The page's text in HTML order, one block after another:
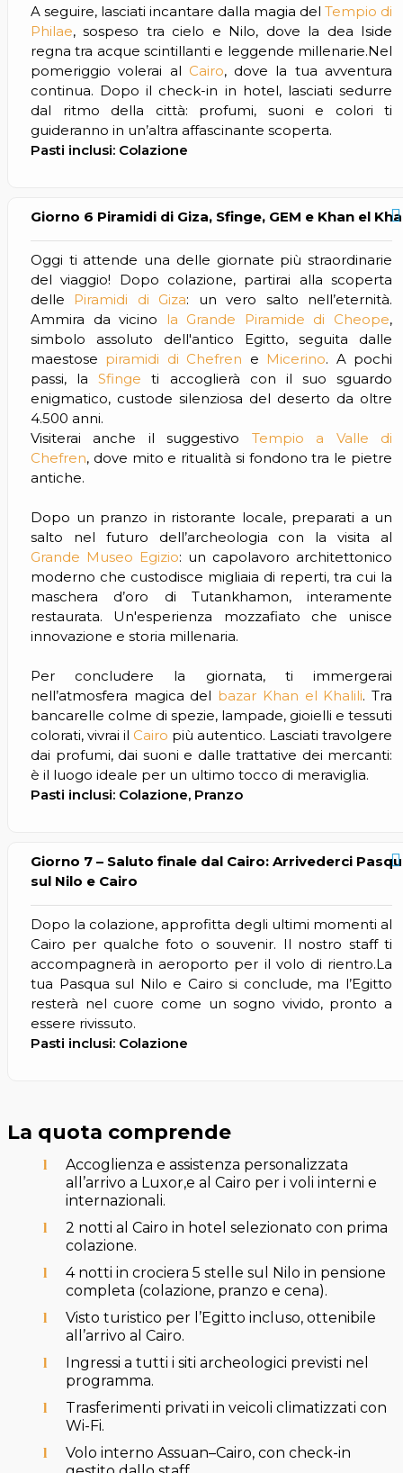
A seguire, lasciati incantare dalla magia del Tempio di
Philae, sospeso tra cielo e Nilo, dove la dea Iside
regna tra acque scintillanti e leggende millenarie.Nel
pomeriggio volerai al Cairo, dove la tua avventura
continua. Dopo il check-in in hotel, lasciati sedurre
dal ritmo della città: profumi, suoni e colori ti
guideranno in un’altra affascinante scoperta.
Pasti inclusi: Colazione
Giorno 6 Piramidi di Giza, Sfinge, GEM e Khan el
Oggi ti attende una delle giornate più straordinarie
del viaggio! Dopo colazione, partirai alla scoperta
delle Piramidi di Giza: un vero salto nell’eternità.
Ammira da vicino la Grande Piramide di Cheope,
simbolo assoluto dell'antico Egitto, seguita dalle
maestose piramidi di Chefren e Micerino. A pochi
passi, laSfinge ti accoglierà con il suo sguardo
enigmatico, custode silenziosa del deserto da oltre
4.500 anni.
Visiterai anche il suggestivo Tempio a Valle di
Chefren, dove mito e ritualità si fondono tra le pietre
antiche.
Dopo un pranzo in ristorante locale, preparati a un
salto nel futuro dell’archeologia con la visita al
Grande Museo Egizio: un capolavoro architettonico
moderno che custodisce migliaia di reperti, tra cui la
maschera d’oro di Tutankhamon, interamente
restaurata. Un'esperienza mozzafiato che unisce
innovazione e storia millenaria.
Per concludere la giornata, ti immergerai
nell’atmosfera magica del bazar Khan el Khalili. Tra
bancarelle colme di spezie, lampade, gioielli e tessuti
colorati, vivrai il Cairo più autentico. Lasciati travolgere
dai profumi, dai suoni e dalle trattative dei mercanti:
è il luogo ideale per un ultimo tocco di meraviglia.
Pasti inclusi: Colazione, Pranzo
Giorno 7 – Saluto finale dal Cairo: Arrivederci
sul Nilo e Cairo
Dopo la colazione, approfitta degli ultimi momenti al
Cairo per qualche foto o souvenir. Il nostro staff ti
accompagnerà in aeroporto per il volo di rientro.La
tua Pasqua sul Nilo e Cairo si conclude, ma l’Egitto
resterà nel cuore come un sogno vivido, pronto a
essere rivissuto.
Pasti inclusi: Colazione
La quota comprende
Accoglienza e assistenza personalizzata
all’arrivo a Luxor,e al Cairo per i voli interni e
internazionali.
2 notti al Cairo in hotel selezionato con prima
colazione.
4 notti in crociera 5 stelle sul Nilo in pensione
completa (colazione, pranzo e cena).
Visto turistico per l’Egitto incluso, ottenibile
all’arrivo al Cairo.
Ingressi a tutti i siti archeologici previsti nel
programma.
Trasferimenti privati in veicoli climatizzati con
Wi-Fi.
Volo interno Assuan–Cairo, con check-in